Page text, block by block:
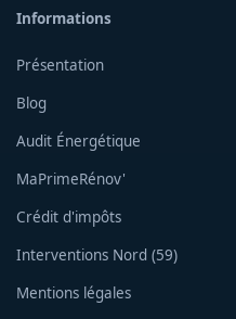
Informations
Présentation
Blog
Audit Énergétique
MaPrimeRénov'
Crédit d'impôts
Interventions Nord (59)
Mentions légales